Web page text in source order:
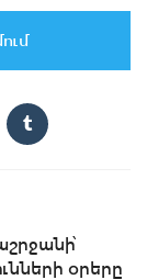
օրերը